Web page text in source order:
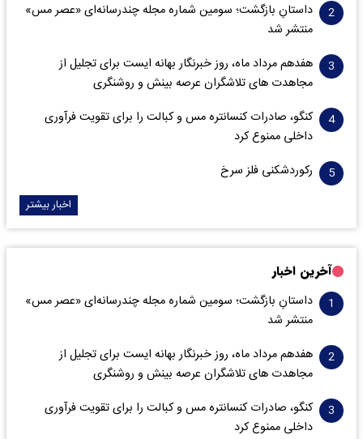
داستانِ بازگشت؛ سومین شماره مجله چندرسانه‌ای «عصر مس»
منتشر شد
هفدهم مرداد ماه، روز خبرنگار بهانه ایست برای تجلیل از
مجاهدت های تلاشگران عرصه بینش و روشنگری
کنگو، صادرات کنسانتره مس و کبالت را برای تقویت فرآوری
داخلی ممنوع کرد
رکوردشکنی فلز سرخ
اخبار بیشتر
آخرین اخبار
داستانِ بازگشت؛ سومین شماره مجله چندرسانه‌ای «عصر مس»
منتشر شد
هفدهم مرداد ماه، روز خبرنگار بهانه ایست برای تجلیل از
مجاهدت های تلاشگران عرصه بینش و روشنگری
کنگو، صادرات کنسانتره مس و کبالت را برای تقویت فرآوری
داخلی ممنوع کرد